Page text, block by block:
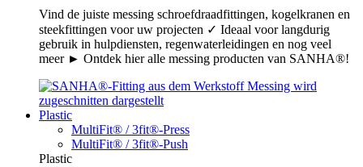
Vind de juiste messing schroefdraadfittingen, kogelkranen en
steekfittingen voor uw projecten ✓ Ideaal voor langdurig
gebruik in hulpdiensten, regenwaterleidingen en nog veel
meer ► Ontdek hier alle messing producten van SANHA®!
Plastic
MultiFit® / 3fit®-Press
MultiFit® / 3fit®-Push
Plastic